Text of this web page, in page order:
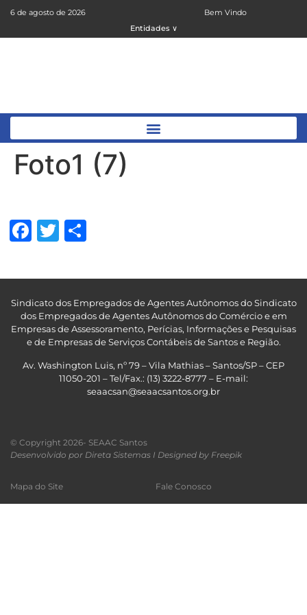
6 de agosto de 2026
Bem Vindo
Entidades ∨
Foto1 (7)
Facebook
Twitter
Sindicato dos Empregados de Agentes Autônomos do Sindicato
dos Empregados de Agentes Autônomos do Comércio e em
Empresas de Assessoramento, Perícias, Informações e Pesquisas
e de Empresas de Serviços Contábeis de Santos e Região.
Av. Washington Luis, nº 79 – Vila Mathias – Santos/SP – CEP
11050-201 – Tel/Fax.: (13) 3222-8777 – E-mail:
seaacsan@seaacsantos.org.br
© Copyright 2026- SEAAC Santos
Desenvolvido por Direta Sistemas I Designed by Freepik
Mapa do Site Fale Conosco